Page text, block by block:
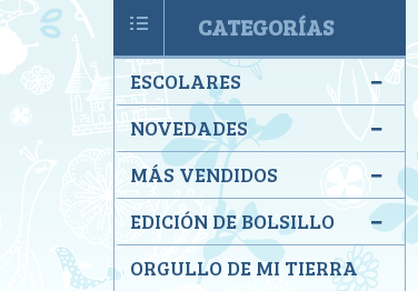
CATEGORÍAS
ESCOLARES
NOVEDADES
MÁS VENDIDOS
EDICIÓN DE BOLSILLO
ORGULLO DE MI TIERRA